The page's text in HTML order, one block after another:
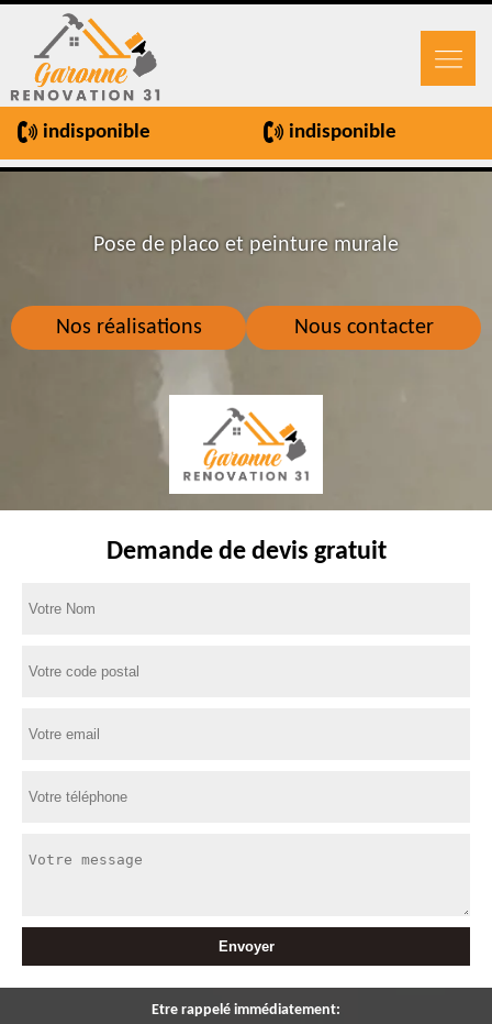
indisponible indisponible
Nos réalisations Nous contacter
Pose de placo et peinture murale
Demande de devis gratuit
Etre rappelé immédiatement: